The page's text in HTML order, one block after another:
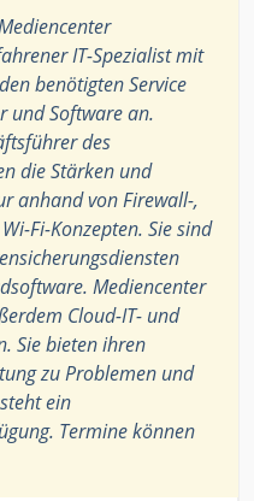
IT-Spezialist mit
benötigten Service
und Software an.
des
die Stärken und
anhand von Firewall-,
Fi-Konzepten. Sie sind
Mediencenter
Cloud-IT- und
Sie bieten ihren
zu Problemen und
ein
Termine können